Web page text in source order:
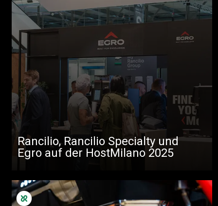
Rancilio, Rancilio Specialty und
Egro auf der HostMilano 2025